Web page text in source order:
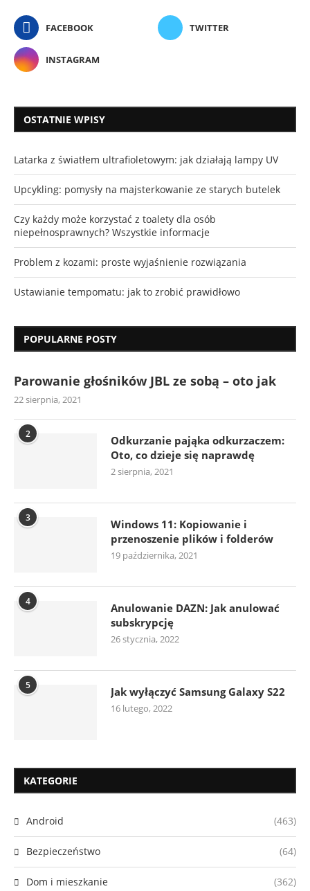
FACEBOOK TWITTER
INSTAGRAM
OSTATNIE WPISY
Latarka z światłem ultrafioletowym: jak działają lampy UV
Upcykling: pomysły na majsterkowanie ze starych butelek
Czy każdy może korzystać z toalety dla osób
niepełnosprawnych? Wszystkie informacje
Problem z kozami: proste wyjaśnienie rozwiązania
Ustawianie tempomatu: jak to zrobić prawidłowo
POPULARNE POSTY
Parowanie głośników JBL ze sobą – oto jak
22 sierpnia, 2021
2
Odkurzanie pająka odkurzaczem:
Oto, co dzieje się naprawdę
2 sierpnia, 2021
3
Windows 11: Kopiowanie i
przenoszenie plików i folderów
19 października, 2021
4
Anulowanie DAZN: Jak anulować
subskrypcję
26 stycznia, 2022
5 Jak wyłączyć Samsung Galaxy S22
16 lutego, 2022
KATEGORIE
Android (463)
Bezpieczeństwo (64)
Dom i mieszkanie (362)